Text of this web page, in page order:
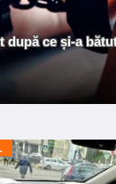
după ce și-a